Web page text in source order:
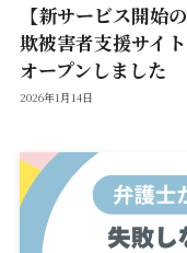
【新サービス開始
欺被害者支援サイ
オープンしました
2026年1月14日